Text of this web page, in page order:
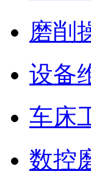
磨削
设备
车床
数控